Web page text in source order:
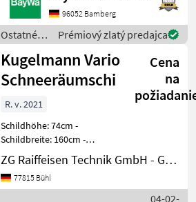
traktorové komponenty
Snehový pluh
96052 Bamberg
Ostatné
traktorové
komponenty
/
Kugelmann
Prémiový zlatý predajca
Kugelmann Vario
Schneeräumschi
Cena
na
R. v. 2021
Schildhöhe: 74cm -
Schildbreite: 160cm -
*Kombinations-
Schürfleisten - Komb-
Leisten-aus
ZG Raiffeisen Technik GmbH - Gebrauchtmaschinenzentrum
77815 Bühl
04-02-